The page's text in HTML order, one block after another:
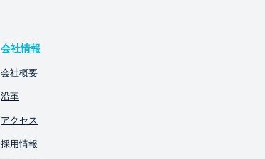
会社情報
会社概要
沿革
アクセス
採用情報